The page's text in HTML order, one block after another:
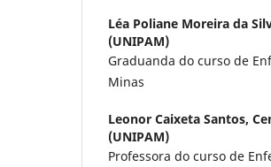
Léa Poliane Moreira da
(UNIPAM)
Graduanda do curso de
Minas
Leonor Caixeta Santos,
(UNIPAM)
Professora do curso de